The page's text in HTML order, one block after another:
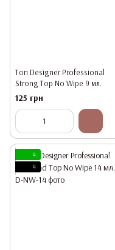
Топ Designer Professional
Strong Top No Wipe 9 мл.
125 грн
4
4